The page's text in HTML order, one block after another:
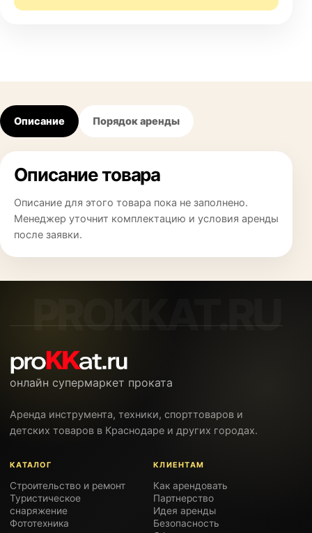
Описание Порядок аренды
Описание товара
Описание для этого товара пока не заполнено.
Менеджер уточнит комплектацию и условия аренды
после заявки.
онлайн супермаркет проката
Аренда инструмента, техники, спорттоваров и
детских товаров в Краснодаре и других городах.
КАТАЛОГ
Строительство и ремонт
Туристическое
снаряжение
Фототехника
КЛИЕНТАМ
Как арендовать
Партнерство
Идея аренды
Безопасность